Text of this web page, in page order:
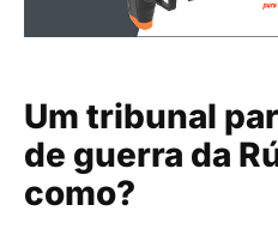
Um tribunal
de guerra da
como?